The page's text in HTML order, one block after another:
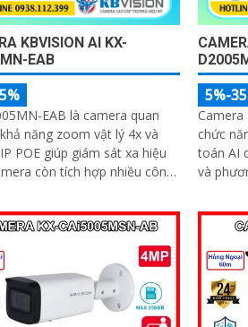
KBVISION AI KX-
EAB
EAB là camera quan
năng zoom vật lý 4x và
POE giúp giám sát xa hiệu
phát hiện vật thể, phân
xe, biển số, SMD3
5%-
Camera
chức
toán AI
và phương tiện.
đêm